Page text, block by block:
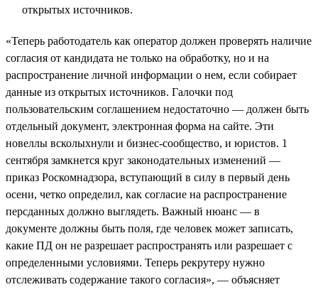
открытых источников.
«Теперь работодатель как оператор должен проверять наличие
согласия от кандидата не только на обработку, но и на
распространение личной информации о нем, если собирает
данные из открытых источников. Галочки под
пользовательским соглашением недостаточно — должен быть
отдельный документ, электронная форма на сайте. Эти
новеллы всколыхнули и бизнес-сообщество, и юристов. 1
сентября замкнется круг законодательных изменений —
приказ Роскомнадзора, вступающий в силу в первый день
осени, четко определил, как согласие на распространение
персданных должно выглядеть. Важный нюанс — в
документе должны быть поля, где человек может записать,
какие ПД он не разрешает распространять или разрешает с
определенными условиями. Теперь рекрутеру нужно
отслеживать содержание такого согласия», — объясняет